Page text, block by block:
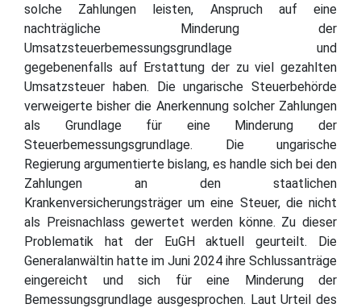
solche Zahlungen leisten, Anspruch auf eine
nachträgliche Minderung der
Umsatzsteuerbemessungsgrundlage und
gegebenenfalls auf Erstattung der zu viel gezahlten
Umsatzsteuer haben. Die ungarische Steuerbehörde
verweigerte bisher die Anerkennung solcher Zahlungen
als Grundlage für eine Minderung der
Steuerbemessungsgrundlage. Die ungarische
Regierung argumentierte bislang, es handle sich bei den
Zahlungen an den staatlichen
Krankenversicherungsträger um eine Steuer, die nicht
als Preisnachlass gewertet werden könne. Zu dieser
Problematik hat der EuGH aktuell geurteilt. Die
Generalanwältin hatte im Juni 2024 ihre Schlussanträge
eingereicht und sich für eine Minderung der
Bemessungsgrundlage ausgesprochen. Laut Urteil des